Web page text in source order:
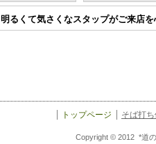
明るくて気さくなスタップがご来店
トップページ そば打
Copyright © 2012 *道